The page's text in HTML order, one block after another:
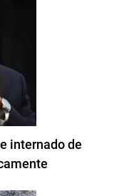
internado de